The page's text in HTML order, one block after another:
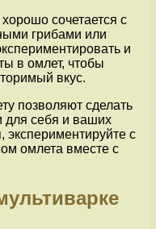
сочетается с
грибами или
и
в омлет, чтобы
вкус.
позволяют сделать
для себя и ваших
экспериментируйте с
омлета вместе с